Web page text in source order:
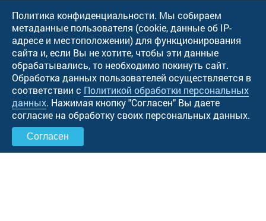
Политика конфиденциальности. Мы собираем
метаданные пользователя (cookie, данные об IP-
адресе и местоположении) для функционирования
сайта и, если Вы не хотите, чтобы эти данные
обрабатывались, то необходимо покинуть сайт.
Обработка данных пользователей осуществляется в
соответствии с Политикой обработки персональных
данных. Нажимая кнопку "Cогласен" Вы даете
согласие на обработку своих персональных данных.
Согласен